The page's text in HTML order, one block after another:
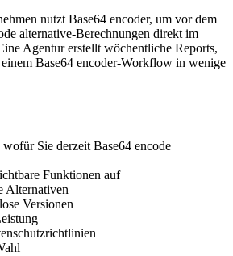
nutzt Base64 encoder, um vor dem
alternative-Berechnungen direkt im
Agentur erstellt wöchentliche Reports,
Base64 encoder-Workflow in wenige
Sie derzeit Base64 encode
Funktionen auf
Alternativen
Versionen